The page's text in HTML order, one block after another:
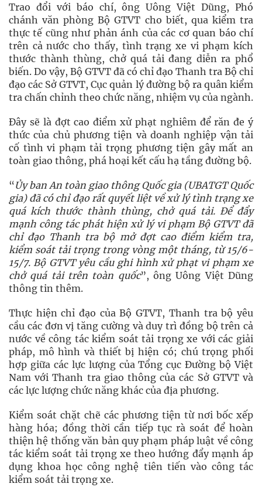
Trao đổi với báo chí, ông Uông Việt Dũng, Phó
chánh văn phòng Bộ GTVT cho biết, qua kiểm tra
thực tế cũng như phản ánh của các cơ quan báo chí
trên cả nước cho thấy, tình trạng xe vi phạm kích
thước thành thùng, chở quá tải đang diễn ra phổ
biến. Do vậy, Bộ GTVT đã có chỉ đạo Thanh tra Bộ chỉ
đạo các Sở GTVT, Cục quản lý đường bộ ra quân kiểm
tra chấn chỉnh theo chức năng, nhiệm vụ của ngành.
Đây sẽ là đợt cao điểm xử phạt nghiêm để răn đe ý
thức của chủ phương tiện và doanh nghiệp vận tải
cố tình vi phạm tải trọng phương tiện gây mất an
toàn giao thông, phá hoại kết cấu hạ tầng đường bộ.
“Ủy ban An toàn giao thông Quốc gia (UBATGT Quốc
gia) đã có chỉ đạo rất quyết liệt về xử lý tình trạng xe
quá kích thước thành thùng, chở quá tải. Để đẩy
mạnh công tác phát hiện xử lý vi phạm Bộ GTVT đã
chỉ đạo Thanh tra bộ mở đợt cao điểm kiểm tra,
kiểm soát tải trọng trong vòng một tháng, từ 15/6-
15/7. Bộ GTVT yêu cầu ghi hình xử phạt vi phạm xe
chở quá tải trên toàn quốc”, ông Uông Việt Dũng
thông tin thêm.
Thực hiện chỉ đạo của Bộ GTVT, Thanh tra bộ yêu
cầu các đơn vị tăng cường và duy trì đồng bộ trên cả
nước về công tác kiểm soát tải trọng xe với các giải
pháp, mô hình và thiết bị hiện có; chú trọng phối
hợp giữa các lực lượng của Tổng cục Đường bộ Việt
Nam với Thanh tra giao thông của các Sở GTVT và
các lực lượng chức năng khác của địa phương.
Kiểm soát chặt chẽ các phương tiện từ nơi bốc xếp
hàng hóa; đồng thời cần tiếp tục rà soát để hoàn
thiện hệ thống văn bản quy phạm pháp luật về công
tác kiểm soát tải trọng xe theo hướng đẩy mạnh áp
dụng khoa học công nghệ tiên tiến vào công tác
kiểm soát tải trọng xe.